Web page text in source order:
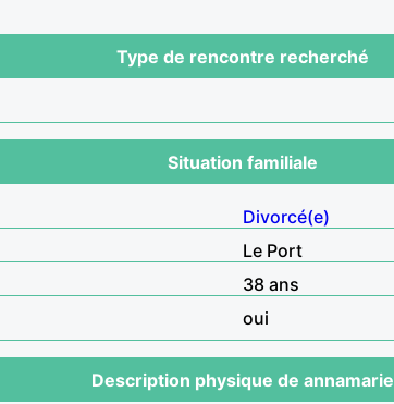
Type de rencontre recherché
Situation familiale
Divorcé(e)
Le Port
38 ans
oui
Description physique de annamarie